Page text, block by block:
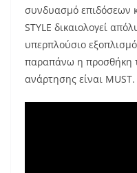
συνδυασμό επιδόσεων
STYLE δικαιολογεί
υπερπλούσιο
παραπάνω η προσθήκη
ανάρτησης είναι MUST.